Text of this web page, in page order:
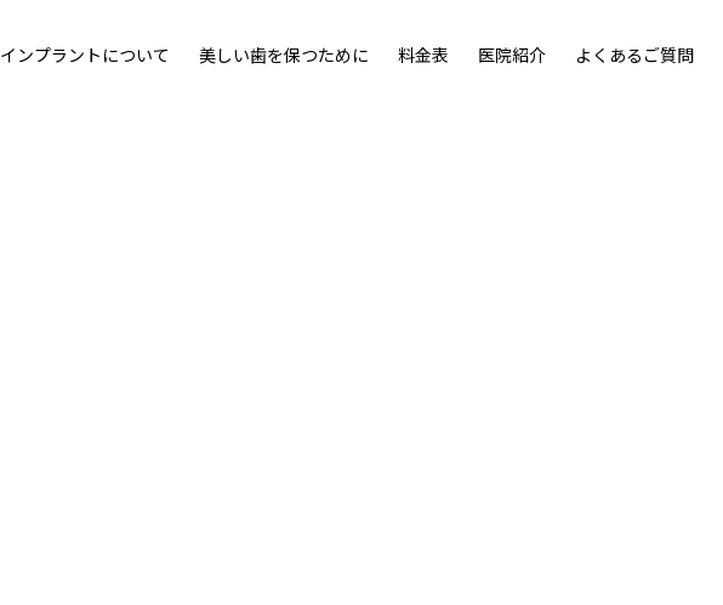
インプラントについて 美しい歯を保つために 料金表 医院紹介 よくあるご質問